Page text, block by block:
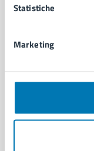
Statistiche
Marketing
Palazzo San
Servizio Protocollo,